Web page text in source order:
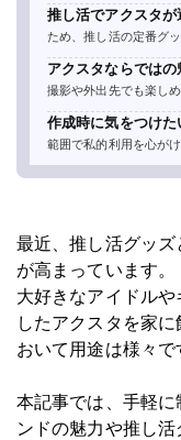
推し活でアクスタが
ため、推し活の定番グ
アクスタならではの
撮影や外出先でも楽し
作成時に気をつけた
範囲で私的利用を心が
最近、推し活グッズ
が高まっています。
大好きなアイドル
したアクスタを家
おいて用途は様々で
本記事では、手軽に
ンドの魅力や推し